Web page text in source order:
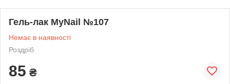
Гель-лак MyNail №107
Немає в наявності
Роздріб
85 ₴